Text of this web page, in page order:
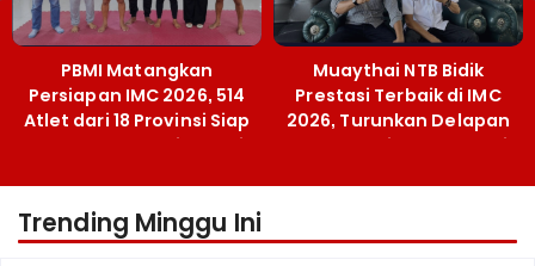
PBMI Matangkan
Persiapan IMC 2026, 514
Atlet dari 18 Provinsi Siap
Berlaga Besok di Bekasi
Muaythai NTB Bidik
Prestasi Terbaik di IMC
2026, Turunkan Delapan
Atlet ke Kejurnas Bekasi
Trending Minggu Ini